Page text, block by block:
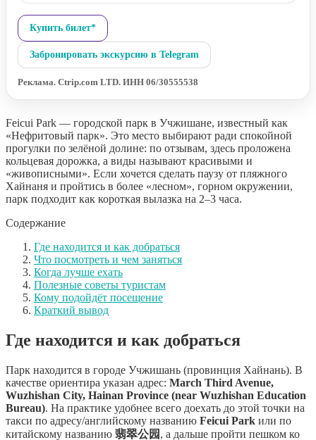
Купить билет*
Забронировать экскурсию в Telegram
Реклама. Ctrip.com LTD. ИНН 06/30555538
Feicui Park — городской парк в Учжишане, известный как
«Нефритовый парк». Это место выбирают ради спокойной
прогулки по зелёной долине: по отзывам, здесь проложена
кольцевая дорожка, а виды называют красивыми и
«живописными». Если хочется сделать паузу от пляжного
Хайнаня и пройтись в более «лесном», горном окружении,
парк подходит как короткая вылазка на 2–3 часа.
Содержание
Где находится и как добраться
Что посмотреть и чем заняться
Когда лучше ехать
Полезные советы туристам
Кому подойдёт посещение
Краткий вывод
Где находится и как добраться
Парк находится в городе Учжишань (провинция Хайнань). В
качестве ориентира указан адрес: March Third Avenue,
Wuzhishan City, Hainan Province (near Wuzhishan Education
Bureau). На практике удобнее всего доехать до этой точки на
такси по адресу/английскому названию Feicui Park или по
китайскому названию 翡翠公园 , а дальше пройти пешком ко